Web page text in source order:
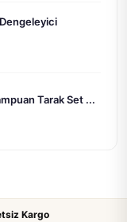
Tarak Set ...
Kargo